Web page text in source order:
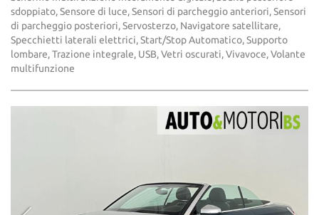
sdoppiato, Sensore di luce, Sensori di parcheggio anteriori, Sensori
di parcheggio posteriori, Servosterzo, Navigatore satellitare,
Specchietti laterali elettrici, Start/Stop Automatico, Supporto
lombare, Trazione integrale, USB, Vetri oscurati, Vivavoce, Volante
multifunzione